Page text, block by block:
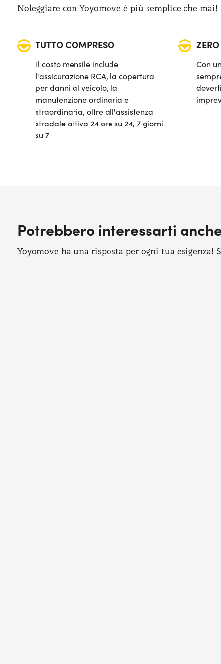
Noleggiare con Yoyomove è più semplice che
TUTTO COMPRESO
Il costo mensile include
l'assicurazione RCA, la copertura
per danni al veicolo, la
manutenzione ordinaria e
straordinaria, oltre all'assistenza
stradale attiva 24 ore su 24, 7 giorni
su 7
ZERO
Con
Potrebbero interessarti anche
Yoyomove ha una risposta per ogni tua